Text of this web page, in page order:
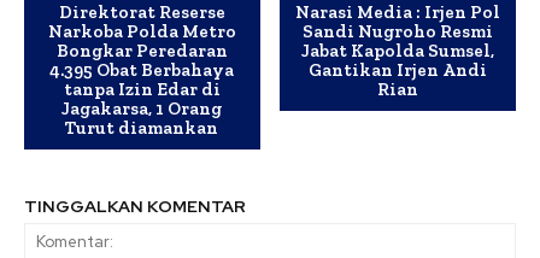
Direktorat Reserse
Narkoba Polda Metro
Bongkar Peredaran
4.395 Obat Berbahaya
tanpa Izin Edar di
Jagakarsa, 1 Orang
Turut diamankan
Narasi Media : Irjen Pol
Sandi Nugroho Resmi
Jabat Kapolda Sumsel,
Gantikan Irjen Andi
Rian
TINGGALKAN KOMENTAR